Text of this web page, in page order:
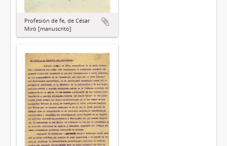
Profesión de fe, de César
Miró [manuscrito]